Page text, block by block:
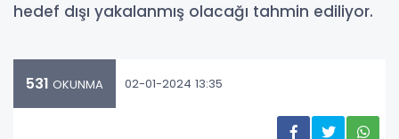
hedef dışı yakalanmış olacağı tahmin ediliyor.
531 OKUNMA 02-01-2024 13:35